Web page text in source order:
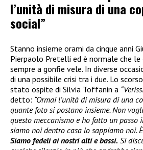
l’unità di misura di una
social”
Stanno insieme orami da cinque anni
Pierpaolo Pretelli ed è normale che le
sempre a gonfie vele. In diverse
di una possibile crisi tra i due. Lo
stato ospite di Silvia Toffanin a
detto: “Ormai l’unità di misura di una
quante foto si postano insieme. Non
questo meccanismo e ho fatto un passo
siamo noi dentro casa lo sappiamo noi.
Siamo fedeli ai nostri alti e bassi. Si